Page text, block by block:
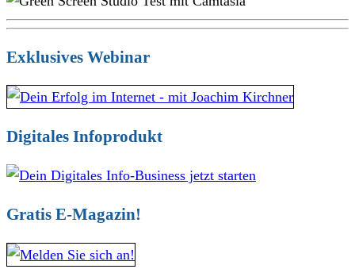
Exklusives Webinar
Digitales Infoprodukt
Gratis E-Magazin!